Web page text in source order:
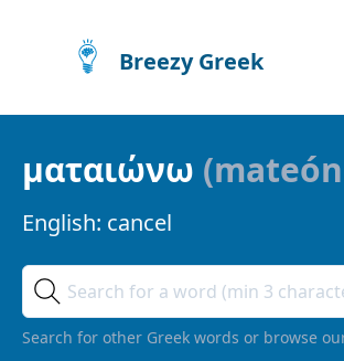
Breezy Greek
ματαιώνω (
English: cancel
Search for other Greek words or browse